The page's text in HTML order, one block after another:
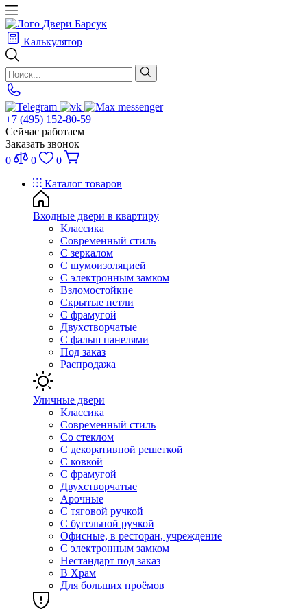
Калькулятор
+7 (495) 152-80-59
Сейчас работаем
Заказать звонок
0
0
0
Каталог товаров
Входные двери в квартиру
Классика
Современный стиль
С зеркалом
С шумоизоляцией
С электронным замком
Взломостойкие
Скрытые петли
С фрамугой
Двухстворчатые
С фальш панелями
Под заказ
Распродажа
Уличные двери
Классика
Современный стиль
Со стеклом
С декоративной решеткой
С ковкой
С фрамугой
Двухстворчатые
Арочные
С тяговой ручкой
С бугельной ручкой
Офисные, в ресторан, учреждение
С электронным замком
Нестандарт под заказ
В Храм
Для больших проёмов